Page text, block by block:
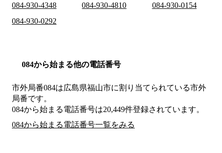
084-930-4348
084-930-4810
084-930-0154
084-930-0292
084から始まる他の電話番号
市外局番084は広島県福山市に割り当てられている市外
局番です。
084から始まる電話番号は20,449件登録されています。
084から始まる電話番号一覧をみる